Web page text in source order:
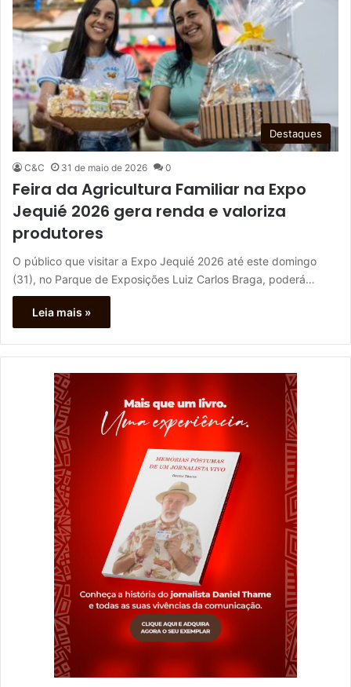
Destaques
C&C 31 de maio de 2026 0
Feira da Agricultura Familiar na Expo
Jequié 2026 gera renda e valoriza
produtores
O público que visitar a Expo Jequié 2026 até este domingo
(31), no Parque de Exposições Luiz Carlos Braga, poderá…
Leia mais »